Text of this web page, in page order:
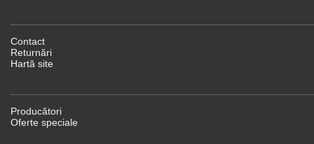
Contact
Returnări
Hartă site
Producători
Oferte speciale